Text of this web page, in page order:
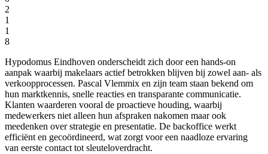
2
1
1
8
Hypodomus Eindhoven onderscheidt zich door een hands-on
aanpak waarbij makelaars actief betrokken blijven bij zowel aan- als
verkoopprocessen. Pascal Vlemmix en zijn team staan bekend om
hun marktkennis, snelle reacties en transparante communicatie.
Klanten waarderen vooral de proactieve houding, waarbij
medewerkers niet alleen hun afspraken nakomen maar ook
meedenken over strategie en presentatie. De backoffice werkt
efficiënt en gecoördineerd, wat zorgt voor een naadloze ervaring
van eerste contact tot sleuteloverdracht.